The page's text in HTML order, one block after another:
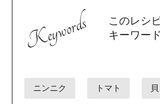
Keywords
このレシ
キーワード
ニンニク トマト 貝